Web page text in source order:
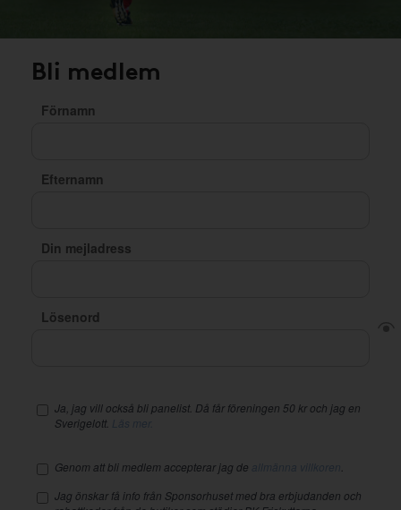
Bli medlem
Förnamn
Efternamn
Din mejladress
Lösenord
Ja, jag vill också bli panelist. Då får föreningen 50 kr och jag en
Sverigelott. Läs mer.
Genom att bli medlem accepterar jag de allmänna villkoren
Jag önskar få info från Sponsorhuset med bra erbjudanden och